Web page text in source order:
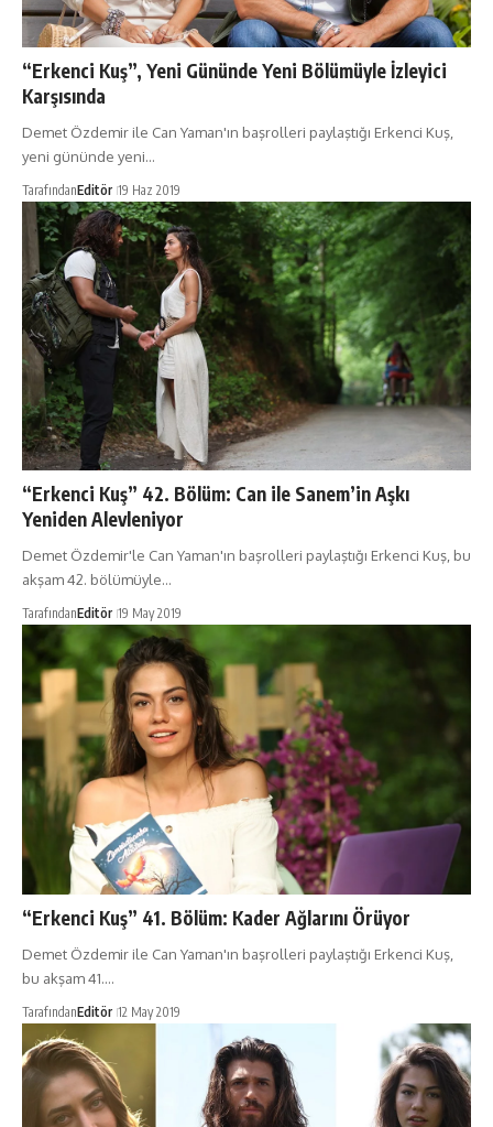
“Erkenci Kuş”, Yeni Gününde Yeni Bölümüyle İzleyici
Karşısında
Demet Özdemir ile Can Yaman'ın başrolleri paylaştığı Erkenci Kuş,
yeni gününde yeni…
TarafındanEditör 19 Haz 2019
“Erkenci Kuş” 42. Bölüm: Can ile Sanem’in Aşkı
Yeniden Alevleniyor
Demet Özdemir'le Can Yaman'ın başrolleri paylaştığı Erkenci Kuş, bu
akşam 42. bölümüyle…
TarafındanEditör 19 May 2019
“Erkenci Kuş” 41. Bölüm: Kader Ağlarını Örüyor
Demet Özdemir ile Can Yaman'ın başrolleri paylaştığı Erkenci Kuş,
bu akşam 41.…
TarafındanEditör 12 May 2019